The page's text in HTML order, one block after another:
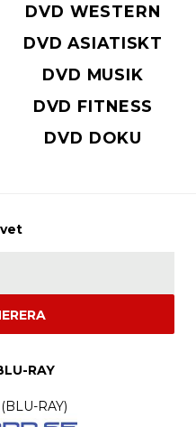
DVD WESTERN
DVD ASIATISKT
DVD MUSIK
DVD FITNESS
DVD DOKU
RAY
(BLU-RAY)